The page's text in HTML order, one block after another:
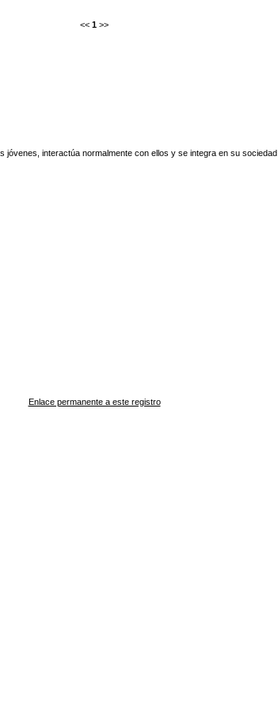
<< 1 >>
interactúa normalmente con ellos y se integra en su sociedad
Enlace permanente a este registro